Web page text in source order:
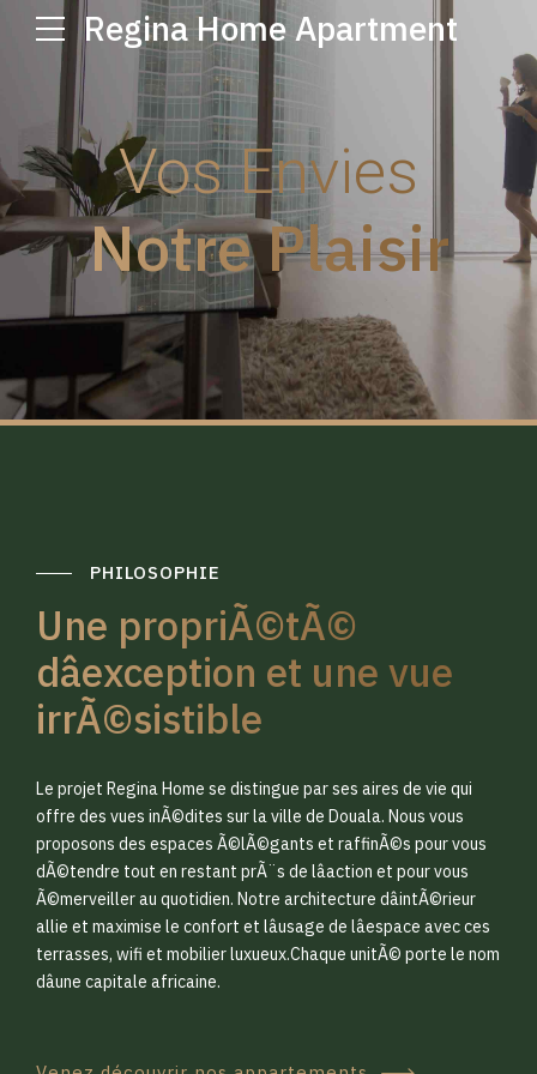
Regina Home Apartment
Vos Envies
Notre Plaisir
PHILOSOPHIE
Une propriÃ©tÃ©
dâexception et une vue
irrÃ©sistible
Le projet Regina Home se distingue par ses aires de vie qui
offre des vues inÃ©dites sur la ville de Douala. Nous vous
proposons des espaces Ã©lÃ©gants et raffinÃ©s pour vous
dÃ©tendre tout en restant prÃ¨s de lâaction et pour vous
Ã©merveiller au quotidien. Notre architecture dâintÃ©rieur
allie et maximise le confort et lâusage de lâespace avec ces
terrasses, wifi et mobilier luxueux.Chaque unitÃ© porte le nom
dâune capitale africaine.
0
1
2
3
0
1
2
3